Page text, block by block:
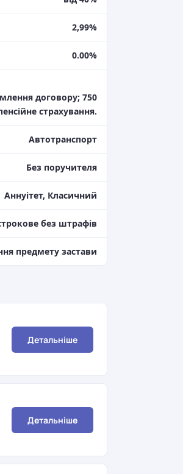
2,99%
0.00%
договору; 750
страхування.
Автотранспорт
Без поручителя
Aннуітет, Класичний
без штрафів
предмету застави
Детальніше
Детальніше